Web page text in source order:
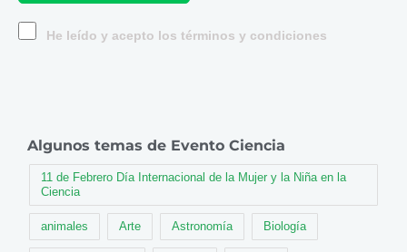
He leído y acepto los términos y condiciones
Algunos temas de Evento Ciencia
11 de Febrero Día Internacional de la Mujer y la Niña en la
Ciencia
animales Arte Astronomía Biología